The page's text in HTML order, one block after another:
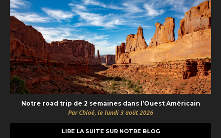
Notre road trip de 2 semaines dans l’Ouest Américain
Par Chloé, le lundi 3 août 2026
LIRE LA SUITE SUR NOTRE BLOG